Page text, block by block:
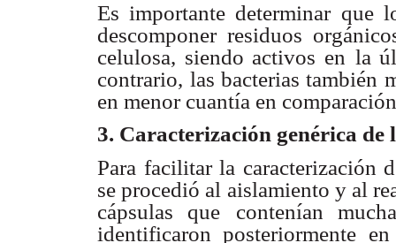
Es importante determinar que
descomponer residuos
celulosa, siendo activos en la
contrario, las bacterias también
en menor cuantía en
3. Caracterización genérica
Para facilitar la caracterización
se procedió al aislamiento y al
cápsulas que
contenían
identificaron posteriormente